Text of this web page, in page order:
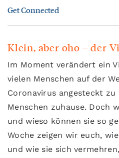
Get Connected
Klein, aber oho – der
Im Moment verändert ein
vielen Menschen auf der
Coronavirus angesteckt
Menschen zuhause. Doch
und wieso können sie so
Woche zeigen wir euch,
und wie sie sich